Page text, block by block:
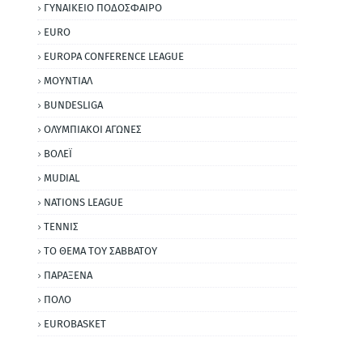
ΓΥΝΑΙΚΕΙΟ ΠΟΔΟΣΦΑΙΡΟ
EURO
EUROPA CONFERENCE LEAGUE
ΜΟΥΝΤΙΑΛ
BUNDESLIGA
ΟΛΥΜΠΙΑΚΟΙ ΑΓΩΝΕΣ
ΒΟΛΕΪ
MUDIAL
NATIONS LEAGUE
ΤΕΝΝΙΣ
ΤΟ ΘΕΜΑ ΤΟΥ ΣΑΒΒΑΤΟΥ
ΠΑΡΑΞΕΝΑ
ΠΟΛΟ
EUROBASKET